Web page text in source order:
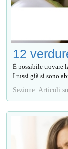
12
È possibile trovare
I russi già si sono
Sezione: Articoli